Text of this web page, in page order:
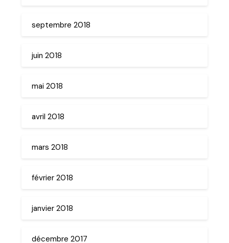
septembre 2018
juin 2018
mai 2018
avril 2018
mars 2018
février 2018
janvier 2018
décembre 2017